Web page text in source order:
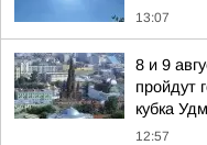
13:07
8 и 9
пройдут
кубка
12:57